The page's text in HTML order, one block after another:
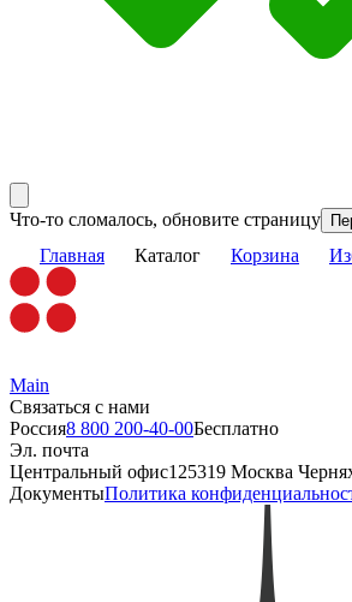
Что-то сломалось, обновите страницу
Главная Каталог Корзина
Main
Связаться с нами
Россия8 800 200-40-00Бесплатно
Эл. почта
Центральный офис125319 Москва
ДокументыПолитика